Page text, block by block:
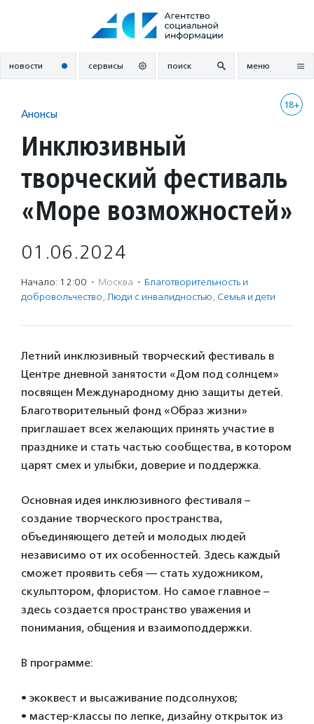
новости сервисы поиск меню
18+
Анонсы
Инклюзивный
творческий фестиваль
«Море возможностей»
01.06.2024
Начало: 12:00 · Москва · Благотвори­тель­ность и
доброволь­чест­во, Люди с инвалидностью, Семья и дети
Летний инклюзивный творческий фестиваль в
Центре дневной занятости «Дом под солнцем»
посвящен Международному дню защиты детей.
Благотворительный фонд «Образ жизни»
приглашает всех желающих принять участие в
празднике и стать частью сообщества, в котором
царят смех и улыбки, доверие и поддержка.
Основная идея инклюзивного фестиваля –
создание творческого пространства,
объединяющего детей и молодых людей
независимо от их особенностей. Здесь каждый
сможет проявить себя — стать художником,
скульптором, флористом. Но самое главное –
здесь создается пространство уважения и
понимания, общения и взаимоподдержки.
В программе:
• экоквест и высаживание подсолнухов;
• мастер-классы по лепке, дизайну открыток из